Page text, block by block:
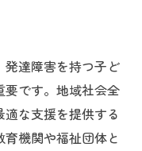
達障害を持つ子ど
要です。地域社会全
な支援を提供する
機関や福祉団体と